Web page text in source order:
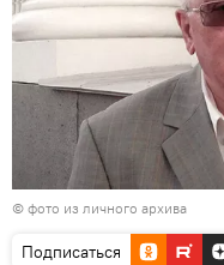
© фото из личного архива
Подписаться